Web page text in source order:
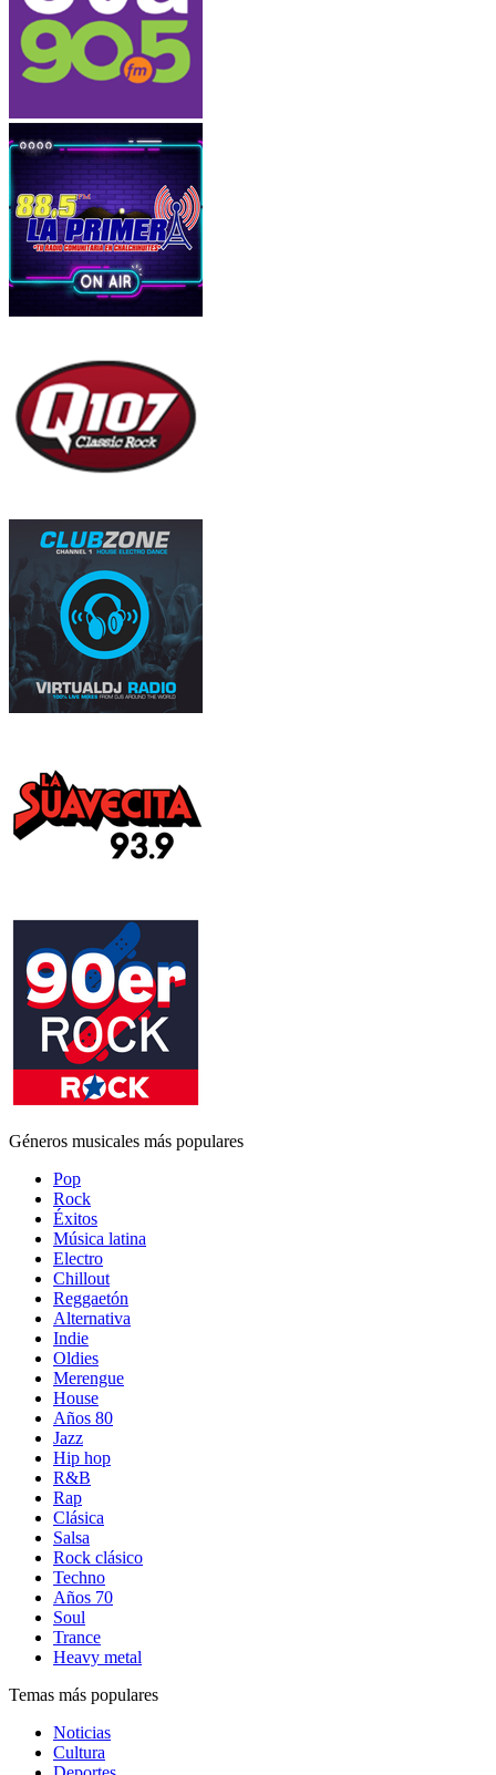
Géneros musicales más populares
Pop
Rock
Éxitos
Música latina
Electro
Chillout
Reggaetón
Alternativa
Indie
Oldies
Merengue
House
Años 80
Jazz
Hip hop
R&B
Rap
Clásica
Salsa
Rock clásico
Techno
Años 70
Soul
Trance
Heavy metal
Temas más populares
Noticias
Cultura